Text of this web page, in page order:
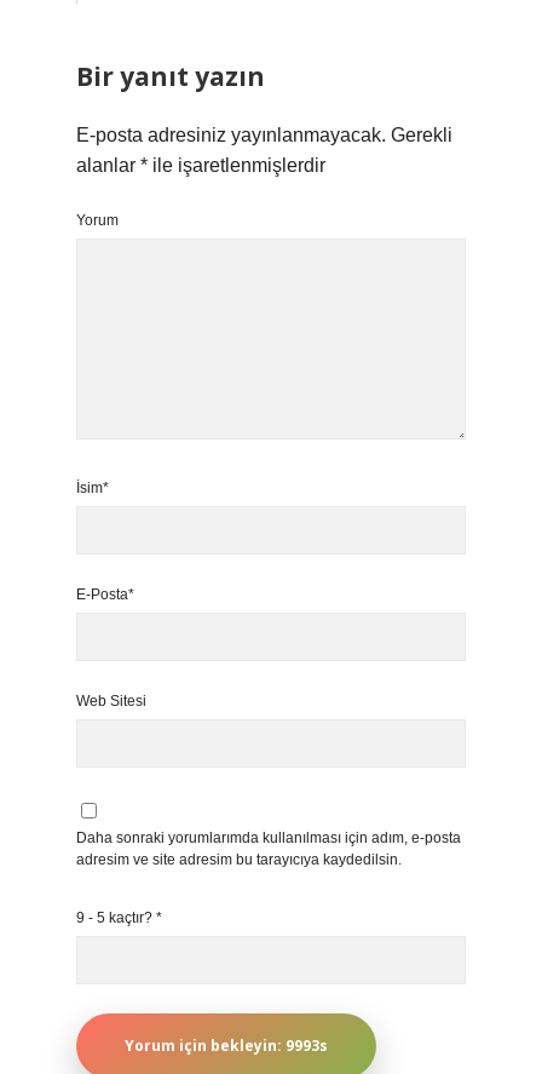
Bir yanıt yazın
E-posta adresiniz yayınlanmayacak. Gerekli
alanlar * ile işaretlenmişlerdir
Yorum
İsim*
E-Posta*
Web Sitesi
Daha sonraki yorumlarımda kullanılması için adım, e-posta
adresim ve site adresim bu tarayıcıya kaydedilsin.
9 - 5 kaçtır? *